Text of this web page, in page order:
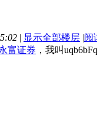
| 显示全部楼层 |阅
富证券 ，我叫